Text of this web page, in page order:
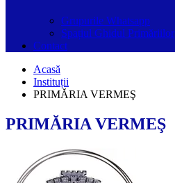
Grupurile Whatsapp
Spațiul Ghidul Primăriilor
Contact
Acasă
Instituții
PRIMĂRIA VERMEŞ
PRIMĂRIA VERMEŞ